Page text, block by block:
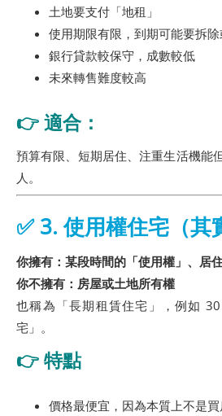
土地要支付「地租」
使用期限有限，到期可能要拆除
銀行貸款較保守，成數較低
未來轉售難度較高
👉 適合：
預算有限、短期居住、注重生活機能
人。
✅ 3. 使用權住宅（其
你擁有：某段時間的「使用權」、居
你不擁有：房屋或土地所有權
也稱為「長期租賃住宅」，例如
宅」。
👉 特點
價格最便宜，因為本質上不是